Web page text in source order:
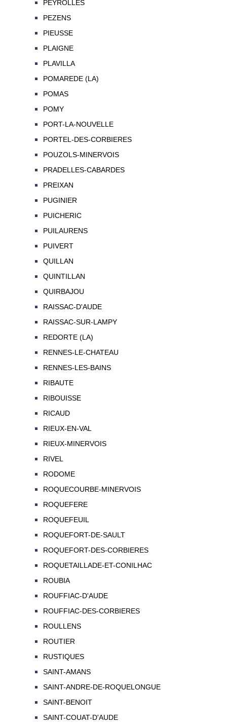
PEYROLLES
PEZENS
PIEUSSE
PLAIGNE
PLAVILLA
POMAREDE (LA)
POMAS
POMY
PORT-LA-NOUVELLE
PORTEL-DES-CORBIERES
POUZOLS-MINERVOIS
PRADELLES-CABARDES
PREIXAN
PUGINIER
PUICHERIC
PUILAURENS
PUIVERT
QUILLAN
QUINTILLAN
QUIRBAJOU
RAISSAC-D'AUDE
RAISSAC-SUR-LAMPY
REDORTE (LA)
RENNES-LE-CHATEAU
RENNES-LES-BAINS
RIBAUTE
RIBOUISSE
RICAUD
RIEUX-EN-VAL
RIEUX-MINERVOIS
RIVEL
RODOME
ROQUECOURBE-MINERVOIS
ROQUEFERE
ROQUEFEUIL
ROQUEFORT-DE-SAULT
ROQUEFORT-DES-CORBIERES
ROQUETAILLADE-ET-CONILHAC
ROUBIA
ROUFFIAC-D'AUDE
ROUFFIAC-DES-CORBIERES
ROULLENS
ROUTIER
RUSTIQUES
SAINT-AMANS
SAINT-ANDRE-DE-ROQUELONGUE
SAINT-BENOIT
SAINT-COUAT-D'AUDE